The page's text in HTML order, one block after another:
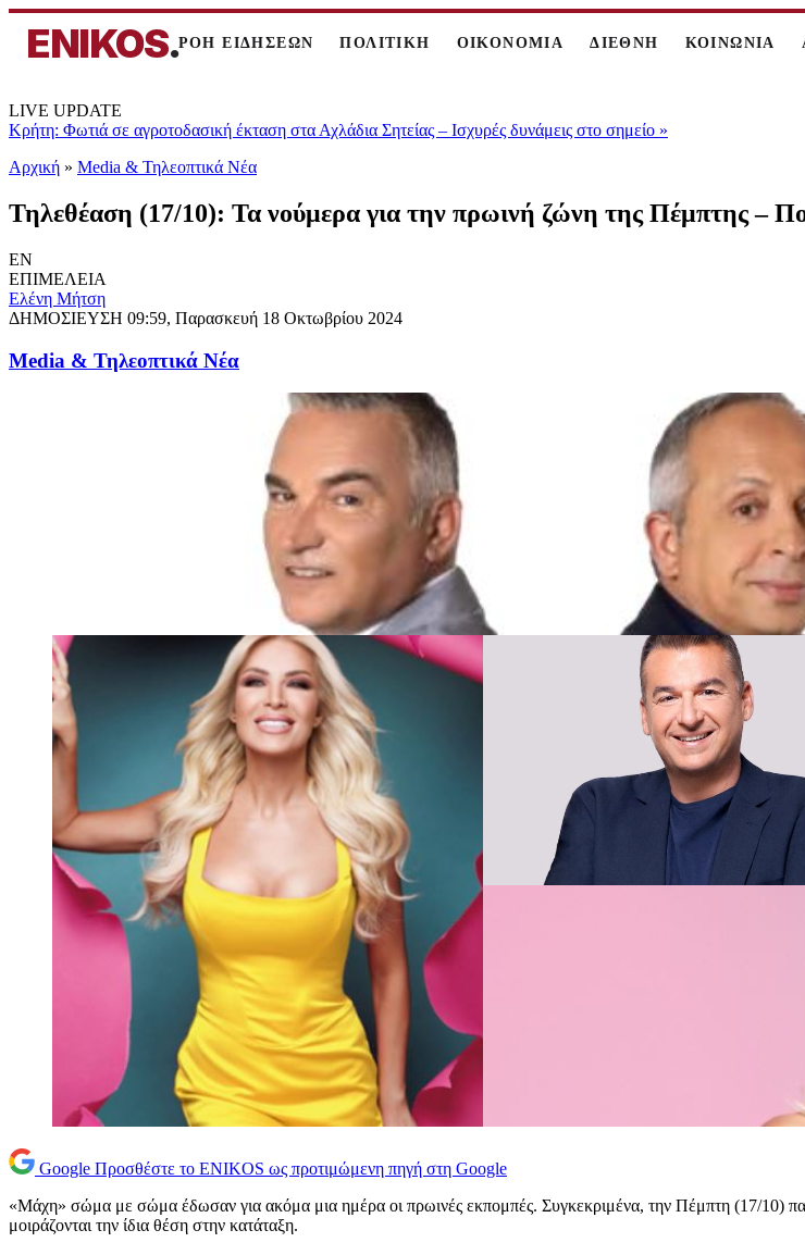
ENIKOS.ΡΟΗ ΕΙΔΗΣΕΩΝ ΠΟΛΙΤΙΚΗ ΟΙΚΟΝΟΜΙΑ ΔΙΕΘΝΗ ΚΟΙΝΩΝΙΑ
LIVE UPDATE
Κρήτη: Φωτιά σε αγροτοδασική έκταση στα Αχλάδια Σητείας – Ισχυρές δυνάμεις στο σημείο »
Αρχική » Media & Τηλεοπτικά Νέα
Τηλεθέαση (17/10): Τα νούμερα για την πρωινή ζώνη της Πέμπτης –
EN
ΕΠΙΜΕΛΕΙΑ
Eλένη Μήτση
ΔΗΜΟΣΙΕΥΣΗ 09:59, Παρασκευή 18 Οκτωβρίου 2024
Media & Τηλεοπτικά Νέα
Google Προσθέστε το ENIKOS ως προτιμώμενη πηγή στη Google
«Μάχη» σώμα με σώμα έδωσαν για ακόμα μια ημέρα οι πρωινές εκπομπές. Συγκεκριμένα, την Πέμπτη (17/10)
μοιράζονται την ίδια θέση στην κατάταξη.